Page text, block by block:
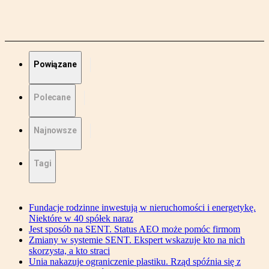
Powiązane
Polecane
Najnowsze
Tagi
Fundacje rodzinne inwestują w nieruchomości i energetykę.
Niektóre w 40 spółek naraz
Jest sposób na SENT. Status AEO może pomóc firmom
Zmiany w systemie SENT. Ekspert wskazuje kto na nich
skorzysta, a kto straci
Unia nakazuje ograniczenie plastiku. Rząd spóźnia się z